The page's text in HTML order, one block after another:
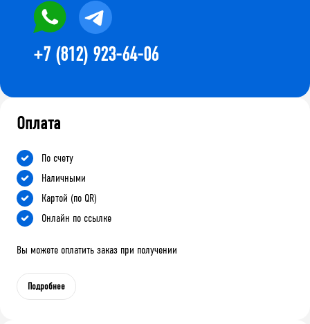
+7 (812) 923-64-06
Оплата
По счету
Наличными
Картой (по QR)
Онлайн по ссылке
Вы можете оплатить заказ при получении
Подробнее